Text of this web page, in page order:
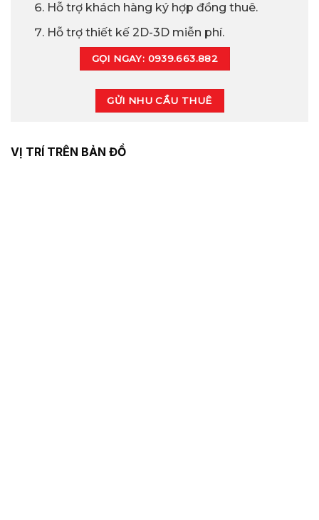
Hỗ trợ khách hàng ký hợp đồng thuê.
Hỗ trợ thiết kế 2D-3D miễn phí.
GỌI NGAY: 0939.663.882
GỬI NHU CẦU THUÊ
VỊ TRÍ TRÊN BẢN ĐỒ